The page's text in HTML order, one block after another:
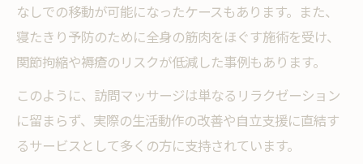
なしでの移動が可能になったケースもあります。また、
寝たきり予防のために全身の筋肉をほぐす施術を受け、
関節拘縮や褥瘡のリスクが低減した事例もあります。
このように、訪問マッサージは単なるリラクゼーション
に留まらず、実際の生活動作の改善や自立支援に直結す
るサービスとして多くの方に支持されています。